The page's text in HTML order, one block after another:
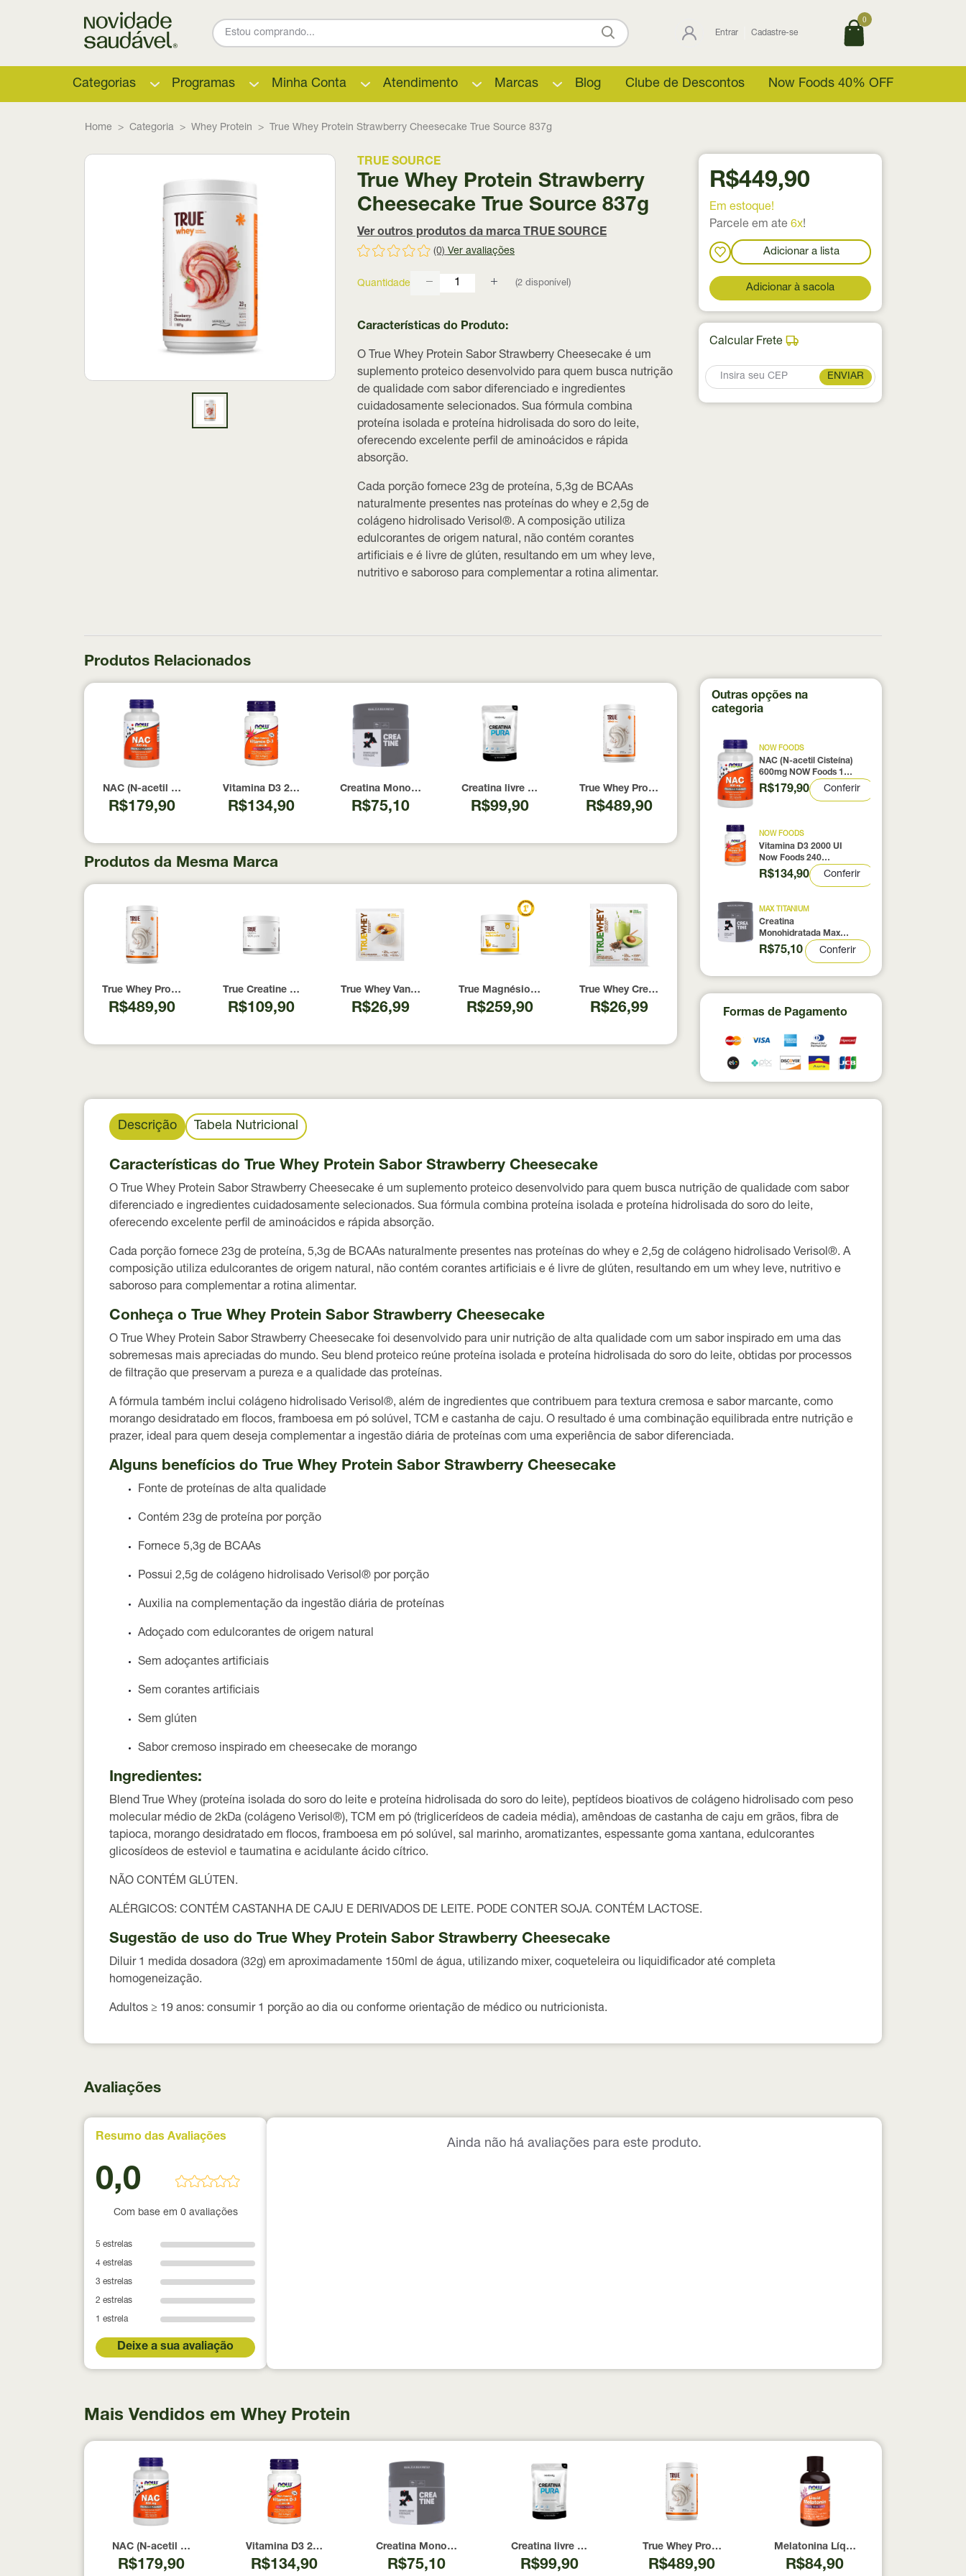
Entrar Cadastre-se
0
Categorias Programas Minha Conta Atendimento Marcas Blog Clube de Descontos Now Foods 40% OFF
Home Categoria Whey Protein True Whey Protein Strawberry Cheesecake True Source 837g
TRUE SOURCE
True Whey Protein Strawberry
Cheesecake True Source 837g
Ver outros produtos da marca TRUE SOURCE
(0) Ver avaliações
Quantidade (2 disponível)
Características do Produto:
O True Whey Protein Sabor Strawberry Cheesecake é um
suplemento proteico desenvolvido para quem busca nutrição
de qualidade com sabor diferenciado e ingredientes
cuidadosamente selecionados. Sua fórmula combina
proteína isolada e proteína hidrolisada do soro do leite,
oferecendo excelente perfil de aminoácidos e rápida
absorção.
Cada porção fornece 23g de proteína, 5,3g de BCAAs
naturalmente presentes nas proteínas do whey e 2,5g de
colágeno hidrolisado Verisol®. A composição utiliza
edulcorantes de origem natural, não contém corantes
artificiais e é livre de glúten, resultando em um whey leve,
nutritivo e saboroso para complementar a rotina alimentar.
R$449,90
Em estoque!
Parcele em ate 6x!
Adicionar a lista
Adicionar à sacola
Calcular Frete
ENVIAR
Produtos Relacionados
NAC (N-acetil Cisteína) 600mg NOW Foods 100 Cápsulas
R$179,90
Vitamina D3 2000 UI Now Foods 240 Cápsulas
R$134,90
Creatina Monohidratada Max Titanium 300g
R$75,10
Creatina livre de metais pesados 100% pura com Laudo 300g Neobody Nutrition
R$99,90
True Whey Protein Coconut Icecream True Source 837g
R$489,90
Produtos da Mesma Marca
True Whey Protein Coconut Icecream True Source 837g
R$489,90
True Creatine 100% Pure True Source 300g
R$109,90
True Whey Vanilla Creme Brulee True Source Sachê 32g
R$26,99
True Magnésio Inositol Relief Maracujá 3.0 True Source 350g
R$259,90
True Whey Creme de Abacate com Nibs de Cacau True Source Sachê 32g
R$26,99
Outras opções na
categoria
NOW FOODS
NAC (N-acetil Cisteína)
600mg NOW Foods 100
Cápsulas
R$179,90 Conferir
NOW FOODS
Vitamina D3 2000 UI
Now Foods 240
Cápsulas
R$134,90 Conferir
MAX TITANIUM
Creatina
Monohidratada Max
Titanium 300g
R$75,10 Conferir
Formas de Pagamento
Descrição Tabela Nutricional
Características do True Whey Protein Sabor Strawberry Cheesecake
O True Whey Protein Sabor Strawberry Cheesecake é um suplemento proteico desenvolvido para quem busca nutrição de qualidade com sabor
diferenciado e ingredientes cuidadosamente selecionados. Sua fórmula combina proteína isolada e proteína hidrolisada do soro do leite,
oferecendo excelente perfil de aminoácidos e rápida absorção.
Cada porção fornece 23g de proteína, 5,3g de BCAAs naturalmente presentes nas proteínas do whey e 2,5g de colágeno hidrolisado Verisol®. A
composição utiliza edulcorantes de origem natural, não contém corantes artificiais e é livre de glúten, resultando em um whey leve, nutritivo e
saboroso para complementar a rotina alimentar.
Conheça o True Whey Protein Sabor Strawberry Cheesecake
O True Whey Protein Sabor Strawberry Cheesecake foi desenvolvido para unir nutrição de alta qualidade com um sabor inspirado em uma das
sobremesas mais apreciadas do mundo. Seu blend proteico reúne proteína isolada e proteína hidrolisada do soro do leite, obtidas por processos
de filtração que preservam a pureza e a qualidade das proteínas.
A fórmula também inclui colágeno hidrolisado Verisol®, além de ingredientes que contribuem para textura cremosa e sabor marcante, como
morango desidratado em flocos, framboesa em pó solúvel, TCM e castanha de caju. O resultado é uma combinação equilibrada entre nutrição e
prazer, ideal para quem deseja complementar a ingestão diária de proteínas com uma experiência de sabor diferenciada.
Alguns benefícios do True Whey Protein Sabor Strawberry Cheesecake
Fonte de proteínas de alta qualidade
Contém 23g de proteína por porção
Fornece 5,3g de BCAAs
Possui 2,5g de colágeno hidrolisado Verisol® por porção
Auxilia na complementação da ingestão diária de proteínas
Adoçado com edulcorantes de origem natural
Sem adoçantes artificiais
Sem corantes artificiais
Sem glúten
Sabor cremoso inspirado em cheesecake de morango
Ingredientes:
Blend True Whey (proteína isolada do soro do leite e proteína hidrolisada do soro do leite), peptídeos bioativos de colágeno hidrolisado com peso
molecular médio de 2kDa (colágeno Verisol®), TCM em pó (triglicerídeos de cadeia média), amêndoas de castanha de caju em grãos, fibra de
tapioca, morango desidratado em flocos, framboesa em pó solúvel, sal marinho, aromatizantes, espessante goma xantana, edulcorantes
glicosídeos de esteviol e taumatina e acidulante ácido cítrico.
NÃO CONTÉM GLÚTEN.
ALÉRGICOS: CONTÉM CASTANHA DE CAJU E DERIVADOS DE LEITE. PODE CONTER SOJA. CONTÉM LACTOSE.
Sugestão de uso do True Whey Protein Sabor Strawberry Cheesecake
Diluir 1 medida dosadora (32g) em aproximadamente 150ml de água, utilizando mixer, coqueteleira ou liquidificador até completa
homogeneização.
Adultos ≥ 19 anos: consumir 1 porção ao dia ou conforme orientação de médico ou nutricionista.
Avaliações
Resumo das Avaliações
0,0
Com base em 0 avaliações
5 estrelas
4 estrelas
3 estrelas
2 estrelas
1 estrela
Deixe a sua avaliação
Ainda não há avaliações para este produto.
Mais Vendidos em Whey Protein
NAC (N-acetil Cisteína) 600mg NOW Foods 100 Cápsulas
R$179,90
Vitamina D3 2000 UI Now Foods 240 Cápsulas
R$134,90
Creatina Monohidratada Max Titanium 300g
R$75,10
Creatina livre de metais pesados 100% pura com Laudo 300g Neobody Nutrition
R$99,90
True Whey Protein Coconut Icecream True Source 837g
R$489,90
Melatonina Líquida Now Foods 59ml
R$84,90